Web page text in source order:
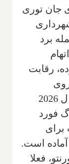
جان توری
از جمله برد
19) که اتهام
رقابت
رویدادهایی مانند جام جهانی فوتبال 2026
فورد
برای
است.
فعلا